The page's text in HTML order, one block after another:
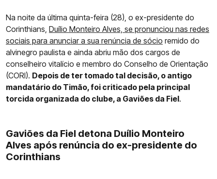
Na noite da última quinta-feira (28), o ex-presidente do
Corinthians, Duílio Monteiro Alves, se pronunciou nas redes
sociais para anunciar a sua renúncia de sócio remido do
alvinegro paulista e ainda abriu mão dos cargos de
conselheiro vitalício e membro do Conselho de Orientação
(CORI). Depois de ter tomado tal decisão, o antigo
mandatário do Timão, foi criticado pela principal
torcida organizada do clube, a Gaviões da Fiel.
Gaviões da Fiel detona Duílio Monteiro
Alves após renúncia do ex-presidente do
Corinthians